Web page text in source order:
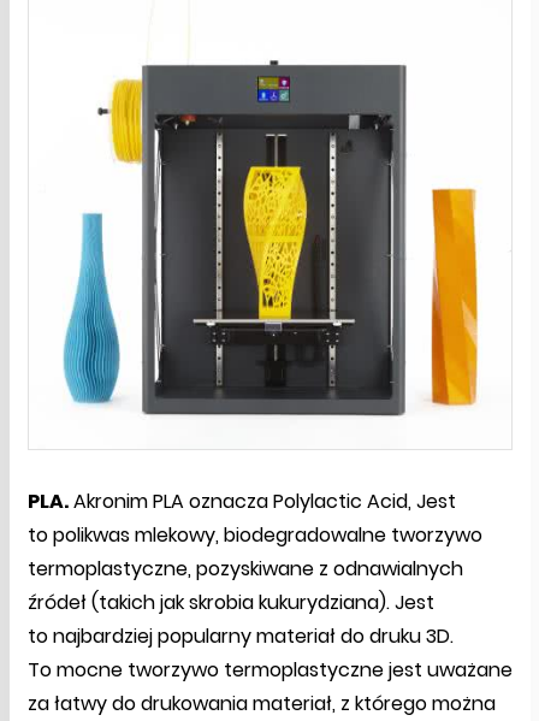
PLA.Akronim PLA oznacza Polylactic Acid, Jest
to polikwas mlekowy, biodegradowalne tworzywo
termoplastyczne, pozyskiwane z odnawialnych
źródeł (takich jak skrobia kukurydziana). Jest
to najbardziej popularny materiał do druku 3D.
To mocne tworzywo termoplastyczne jest uważane
za łatwy do drukowania materiał, z którego można